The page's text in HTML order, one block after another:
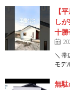
【
し
十
＼ 帯
モデ
無